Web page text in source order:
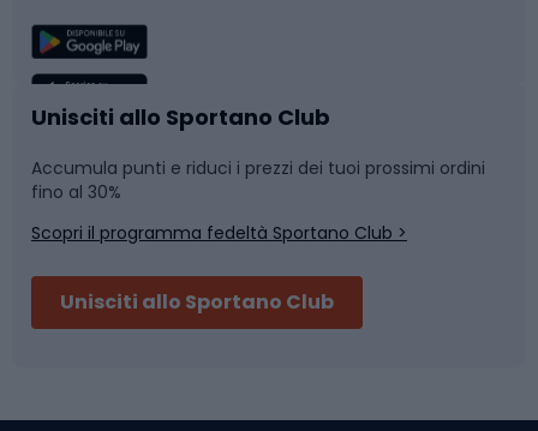
Sport di squadra
Caschi da ciclismo
Skitouring
Abbigliamento da escursionismo
Camminata nordica
Nuoto
Pattinaggio
Componenti per biciclette
Unisciti allo Sportano Club
Accumula punti e riduci i prezzi dei tuoi prossimi ordini
fino al 30%
Scopri il programma fedeltà Sportano Club >
Unisciti allo Sportano Club